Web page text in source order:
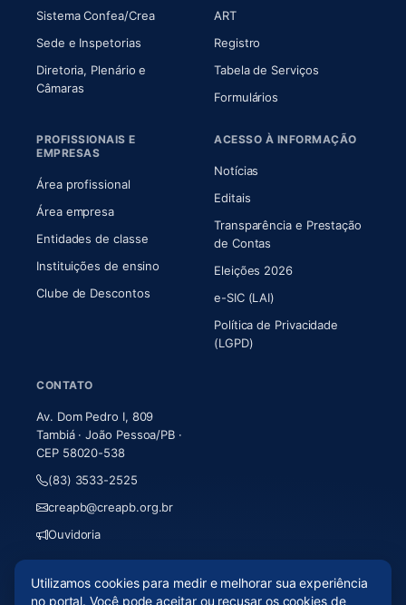
Sistema Confea/Crea(abre em nova aba)
Sede e Inspetorias
Diretoria, Plenário e
Câmaras(abre em nova aba)
ART(abre em nova aba)
Registro
Tabela de Serviços
Formulários
PROFISSIONAIS E
EMPRESAS
Área profissional
Área empresa
Entidades de classe
Instituições de ensino
Clube de Descontos
ACESSO À INFORMAÇÃO
Notícias
Editais
Transparência e Prestação
de Contas
Eleições 2026
e-SIC (LAI)
Política de Privacidade
(LGPD)
CONTATO
Av. Dom Pedro I, 809
Tambiá · João Pessoa/PB ·
CEP 58020-538
(83) 3533-2525
creapb@creapb.org.br
Ouvidoria
© 2026 CREA-PB · Todos os direitos reservados
Utilizamos cookies para medir e melhorar sua experiência
no portal. Você pode aceitar ou recusar os cookies de